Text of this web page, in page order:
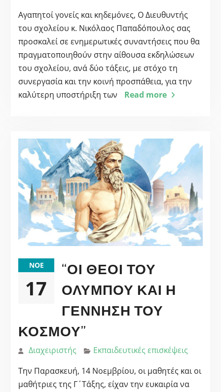
Αγαπητοί γονείς και κηδεμόνες, Ο Διευθυντής
του σχολείου κ. Νικόλαος Παπαδόπουλος σας
προσκαλεί σε ενημερωτικές συναντήσεις που θα
πραγματοποιηθούν στην αίθουσα εκδηλώσεων
του σχολείου, ανά δύο τάξεις, με στόχο τη
συνεργασία και την κοινή προσπάθεια, για την
καλύτερη υποστήριξη των
Read more
ΝΟΈ
17
“ΟΙ ΘΕΟΊ ΤΟΥ
ΟΛΎΜΠΟΥ ΚΑΙ Η
ΓΈΝΝΗΣΗ ΤΟΥ
ΚΌΣΜΟΥ”
Διαχειριστής
Εκπαιδευτικές επισκέψεις
Την Παρασκευή, 14 Νοεμβρίου, οι μαθητές και οι
μαθήτριες της Γ΄Τάξης, είχαν την ευκαιρία να